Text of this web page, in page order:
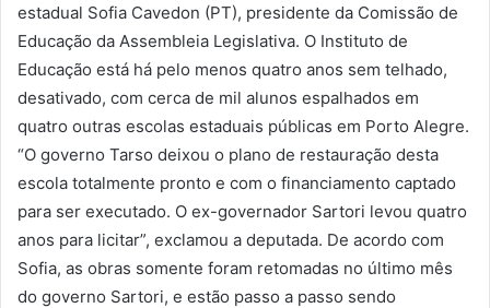
estadual Sofia Cavedon (PT), presidente da Comissão de
Educação da Assembleia Legislativa. O Instituto de
Educação está há pelo menos quatro anos sem telhado,
desativado, com cerca de mil alunos espalhados em
quatro outras escolas estaduais públicas em Porto Alegre.
“O governo Tarso deixou o plano de restauração desta
escola totalmente pronto e com o financiamento captado
para ser executado. O ex-governador Sartori levou quatro
anos para licitar”, exclamou a deputada. De acordo com
Sofia, as obras somente foram retomadas no último mês
do governo Sartori, e estão passo a passo sendo